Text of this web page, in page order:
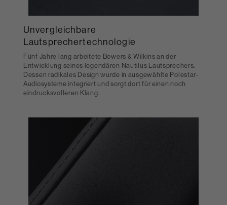
Unvergleichbare
Lautsprechertechnologie
Fünf Jahre lang arbeitete Bowers & Wilkins an der
Entwicklung seines legendären Nautilus Lautsprechers.
Dessen radikales Design wurde in ausgewählte Polestar-
Audiosysteme integriert und sorgt dort für einen noch
eindrucksvolleren Klang.